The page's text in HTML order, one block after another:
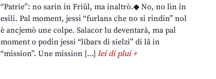
“Patrie”: no sarin in Friûl, ma inaltrò.◆ No, no lìn in
esili. Pal moment, jessi “furlans che no si rindin” nol
è ancjemò une colpe. Salacor lu deventarà, ma pal
moment o podin jessi “libars di sielzi” di lâ in
“mission”. Une mission […]lei di plui +